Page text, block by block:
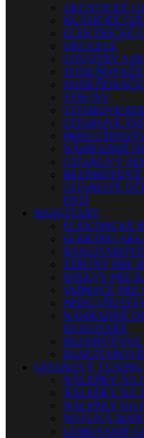
AKUSTICKÉ
KLASICKÉ
ELEKTRICKÉ
UKULELE
COUNTRY A
STRUNY
GITAROVÉ
GITAROVÉ
NÁHRADNÉ
GITAROVÝ
BEZDRÔTOVÉ
GITAROVÉ
DVD
BASGITARY
ELEKTRICKÉ
ELEKTRO
STRUNY PRE
EFEKTY PRE
SNÍMAČE PRE
NÁHRADNÉ
BASGITARY
BEZDRÔTOVÉ
GITAROVÝ TUNING
NÁLEPKY NA
NÁLEPKY NA
NÁLEPKY NA
NOTOVÁ
LEMOVANIE